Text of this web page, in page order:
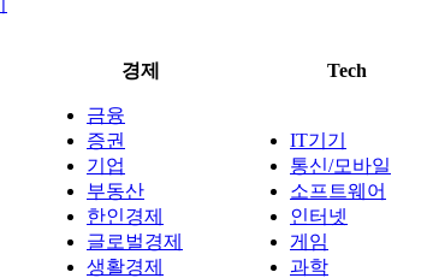
경제 Tech
금융
증권
기업
부동산
한인경제
글로벌경제
생활경제
IT기기
통신/모바일
소프트웨어
인터넷
게임
과학